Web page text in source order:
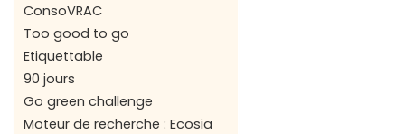
ConsoVRAC
Too good to go
Etiquettable
90 jours
Go green challenge
Moteur de recherche : Ecosia